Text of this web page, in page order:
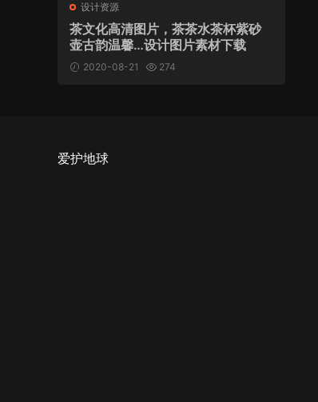
设计资源
茶文化高清图片，茶茶水茶杯紫砂
壶古韵温馨…设计图片素材下载
2020-08-21 274
爱护地球